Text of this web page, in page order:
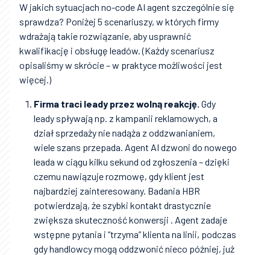
W jakich sytuacjach no-code AI agent szczególnie się
sprawdza? Poniżej 5 scenariuszy, w których firmy
wdrażają takie rozwiązanie, aby usprawnić
kwalifikację i obsługę leadów. (Każdy scenariusz
opisaliśmy w skrócie – w praktyce możliwości jest
więcej.)
Firma traci leady przez wolną reakcję. Gdy
leady spływają np. z kampanii reklamowych, a
dział sprzedaży nie nadąża z oddzwanianiem,
wiele szans przepada. Agent AI dzwoni do nowego
leada w ciągu kilku sekund od zgłoszenia – dzięki
czemu nawiązuje rozmowę, gdy klient jest
najbardziej zainteresowany. Badania HBR
potwierdzają, że szybki kontakt drastycznie
zwiększa skuteczność konwersji . Agent zadaje
wstępne pytania i “trzyma” klienta na linii, podczas
gdy handlowcy mogą oddzwonić nieco później, już